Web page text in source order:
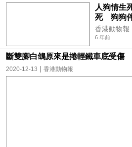
人狗情生
死 狗狗
香港動物報
6 年前
斷雙腳白鴿原來是捲輕鐵車底受傷
2020-12-13 | 香港動物報